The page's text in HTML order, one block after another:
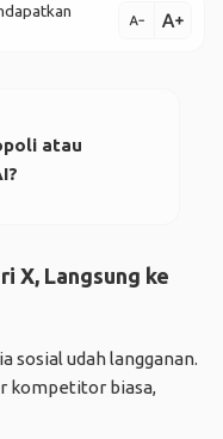
text_decrease text_increase
atau
X, Langsung ke
sosial udah langganan.
kompetitor biasa,